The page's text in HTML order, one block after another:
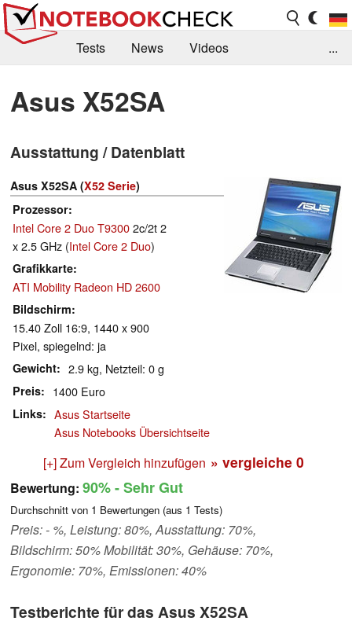
Tests News
Videos
Kaufberatung
Deals
Forum
...
Asus X52SA
Ausstattung / Datenblatt
Asus X52SA (X52 Serie)
Prozessor
Intel Core 2 Duo T93002c/2t 2
x 2.5 GHz (Intel Core 2 Duo)
Grafikkarte
ATI Mobility Radeon HD 2600
Bildschirm
15.40 Zoll 16:9, 1440 x 900
Pixel, spiegelnd: ja
Gewicht 2.9 kg, Netzteil: 0 g
Preis 1400 Euro
Links
Asus Startseite
Asus Notebooks Übersichtseite
[+] Zum Vergleich hinzufügen » vergleiche 0
Bewertung: 90%- Sehr Gut
Durchschnitt von 1 Bewertungen (aus 1 Tests)
Preis: - %, Leistung: 80%, Ausstattung: 70%,
Bildschirm: 50% Mobilität: 30%, Gehäuse: 70%,
Ergonomie: 70%, Emissionen: 40%
Testberichte für das Asus X52SA